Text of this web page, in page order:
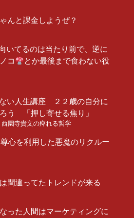
んと課金しようぜ？
いてるのは当たり前で、逆に
コ
とか最後まで食わない役
い人生講座 ２２歳の自分に
う 「押し寄せる焦り」
西園寺貴文の痺れる哲学
心を利用した悪魔のリクルー
間違ってたトレンドが来る
った人間はマーケティングに